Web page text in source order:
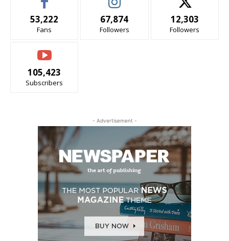
53,222
Fans
67,874
Followers
12,303
Followers
105,423
Subscribers
- Advertisement -